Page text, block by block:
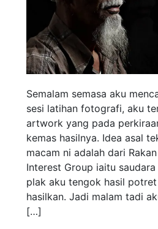
Semalam semasa aku
sesi latihan fotografi, aku
artwork yang pada
kemas hasilnya. Idea asal
macam ni adalah dari
Interest Group iaitu
plak aku tengok hasil
hasilkan. Jadi malam tadi
[…]